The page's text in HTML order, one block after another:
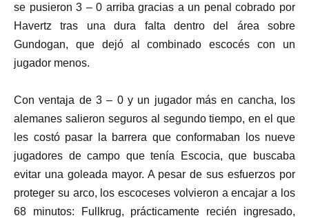
se pusieron 3 – 0 arriba gracias a un penal cobrado por
Havertz tras una dura falta dentro del área sobre
Gundogan, que dejó al combinado escocés con un
jugador menos.
Con ventaja de 3 – 0 y un jugador más en cancha, los
alemanes salieron seguros al segundo tiempo, en el que
les costó pasar la barrera que conformaban los nueve
jugadores de campo que tenía Escocia, que buscaba
evitar una goleada mayor. A pesar de sus esfuerzos por
proteger su arco, los escoceses volvieron a encajar a los
68 minutos: Fullkrug, prácticamente recién ingresado,